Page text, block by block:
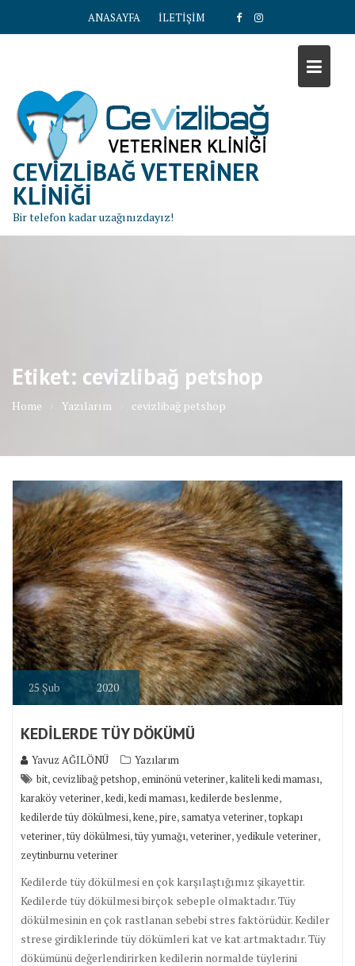
t
ANASAYFA İLETİŞİM
CEVIZLIBAĞ VETERINER
KLINIĞI
Bir telefon kadar uzağınızdayız!
Etiket: cevizlibağ petshop
Home Yazılarım cevizlibağ petshop
25 Şub 2020
KEDİLERDE TÜY DÖKÜMÜ
Yavuz AĞILÖNÜ
Yazılarım
bit,cevizlibağ petshop,eminönü veteriner,kaliteli kedi maması,
karaköy veteriner,kedi,kedi maması,kedilerde beslenme,
kedilerde tüy dökülmesi,kene,pire,samatya veteriner,topkapı
veteriner,tüy dökülmesi,tüy yumağı,veteriner,yedikule veteriner,
zeytinburnu veteriner
Kedilerde tüy dökülmesi en çok karşılaştığımız şikayettir.
Kedilerde tüy dökülmesi birçok sebeple olmaktadır. Tüy
dökülmesinin en çok rastlanan sebebi stres faktörüdür. Kediler
strese girdiklerinde tüy dökümleri kat ve kat artmaktadır. Tüy
dökümünü değerlendirirken kedilerin normalde tüylerini